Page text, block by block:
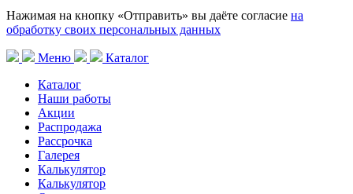
Нажимая на кнопку «Отправить» вы даёте согласие на
обработку своих персональных данных
Меню
Каталог
Каталог
Наши работы
Акции
Распродажа
Рассрочка
Галерея
Калькулятор
Калькулятор